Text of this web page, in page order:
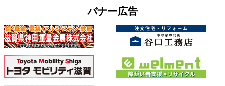
バナー広告